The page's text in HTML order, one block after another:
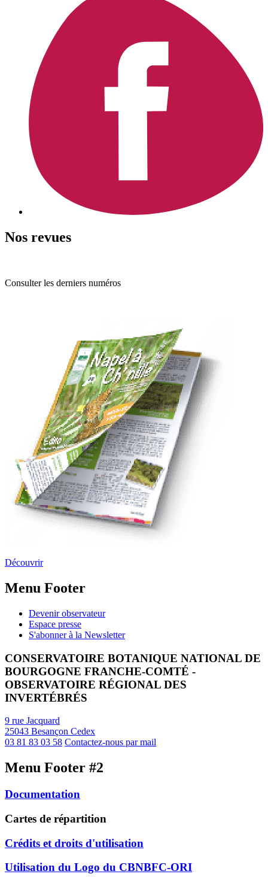
Nos revues
Consulter les derniers numéros
Découvrir
Menu Footer
Devenir observateur
Espace presse
S'abonner à la Newsletter
CONSERVATOIRE BOTANIQUE NATIONAL DE
BOURGOGNE FRANCHE-COMTÉ -
OBSERVATOIRE RÉGIONAL DES
INVERTÉBRÉS
9 rue Jacquard
25043 Besançon Cedex
03 81 83 03 58 Contactez-nous par mail
Menu Footer #2
Documentation
Cartes de répartition
Crédits et droits d'utilisation
Utilisation du Logo du CBNBFC-ORI